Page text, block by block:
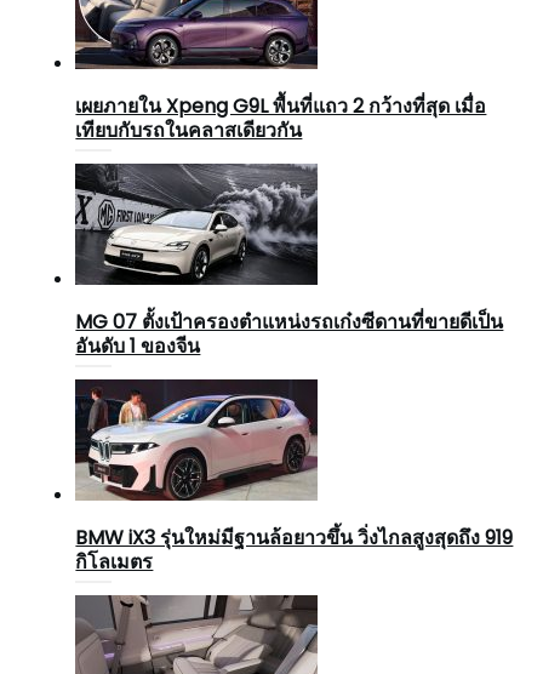
เผยภายใน Xpeng G9L พื้นที่แถว 2 กว้างที่สุด เมื่อ
เทียบกับรถในคลาสเดียวกัน
MG 07 ตั้งเป้าครองตำแหน่งรถเก๋งซีดานที่ขายดีเป็น
อันดับ 1 ของจีน
BMW iX3 รุ่นใหม่มีฐานล้อยาวขึ้น วิ่งไกลสูงสุดถึง 919
กิโลเมตร